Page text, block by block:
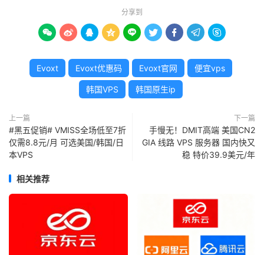
分享到
        
Evoxt Evoxt优惠码 Evoxt官网 便宜vps
韩国VPS 韩国原生ip
上一篇
#黑五促销# VMISS全场低至7折
仅需8.8元/月 可选美国/韩国/日
本VPS
下一篇
手慢无！DMIT高端 美国CN2
GIA 线路 VPS 服务器 国内快又
稳 特价39.9美元/年
相关推荐